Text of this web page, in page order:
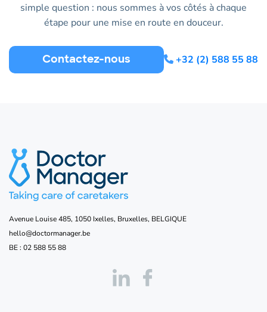
simple question : nous sommes à vos côtés à chaque
étape pour une mise en route en douceur.
Contactez-nous +32 (2) 588 55 88
Avenue Louise 485, 1050 Ixelles, Bruxelles, BELGIQUE
hello@doctormanager.be
BE : 02 588 55 88